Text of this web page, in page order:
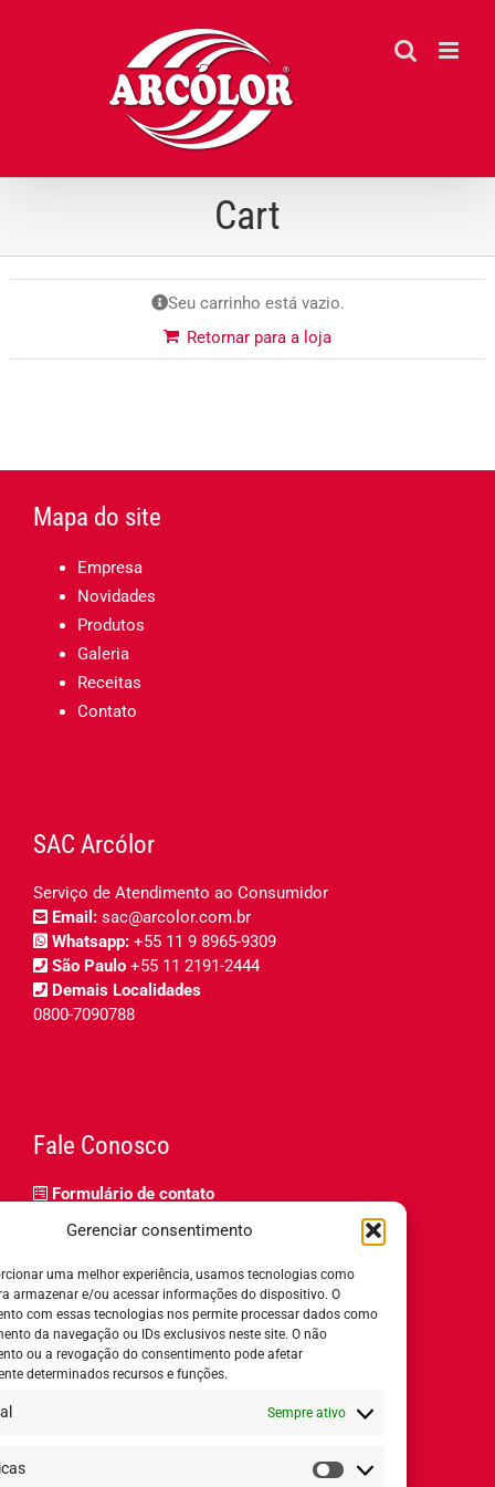
Gerenciar consentimento
uma melhor experiência, usamos tecnologias como
armazenar e/ou acessar informações do dispositivo. O
com essas tecnologias nos permite processar dados como
da navegação ou IDs exclusivos neste site. O não
ou a revogação do consentimento pode afetar
determinados recursos e funções.
Sempre ativo
Estatísticas
Cart
Seu carrinho está vazio.
Retornar para a loja
Mapa do site
Empresa
Novidades
Produtos
Galeria
Receitas
Contato
SAC Arcólor
Serviço de Atendimento ao Consumidor
Email: sac@arcolor.com.br
Whatsapp: +55 11 9 8965-9309
São Paulo +55 11 2191-2444
Demais Localidades
0800-7090788
Fale Conosco
Formulário de contato
Relatório de igualdade salarial
Horário de Atendimento:
8h ás 18h